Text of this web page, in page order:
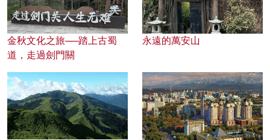
金秋文化之旅──踏上古蜀
道，走過劍門關
永遠的萬安山